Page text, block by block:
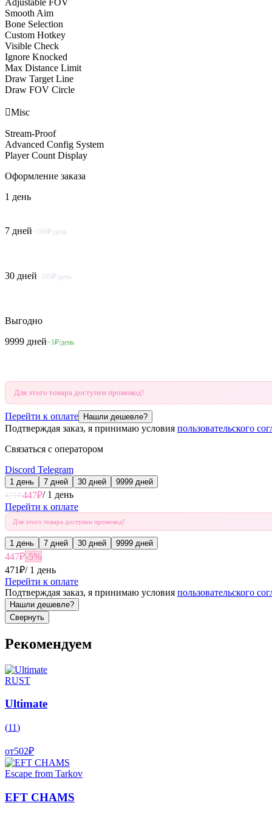
Smooth Aim
Bone Selection
Custom Hotkey
Visible Check
Ignore Knocked
Max Distance Limit
Draw Target Line
Draw FOV Circle
Misc
Stream-Proof
Advanced Config System
Player Count Display
Оформление заказа
1 день
7 дней~168₽/день
30 дней~105₽/день
Выгодно
9999 дней~1₽/день
Для этого товара доступен промокод!
Перейти к оплате Нашли дешевле?
Подтверждая заказ, я принимаю условия пользовательского
Связаться с оператором
Discord Telegram
1 день 7 дней 30 дней
9999 дней
471₽447₽/ 1 день
Перейти к оплате
Для этого товара доступен промокод!
1 день 7 дней 30 дней 9999 дней
447₽-5%
471₽/ 1 день
Перейти к оплате
Подтверждая заказ, я принимаю условия пользовательского
Нашли дешевле?
Свернуть
Рекомендуем
RUST
Ultimate
(11)
от502₽
Escape from Tarkov
EFT CHAMS